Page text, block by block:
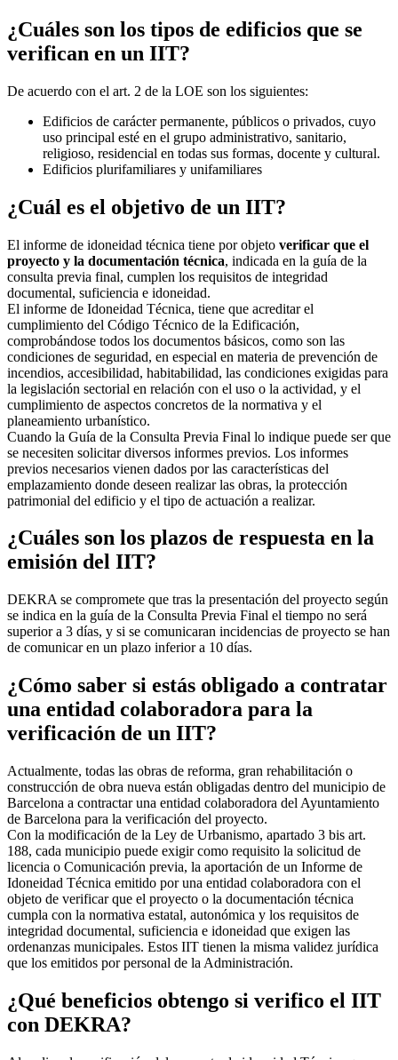
¿Cuáles son los tipos de edificios que se
verifican en un IIT?
De acuerdo con el art. 2 de la LOE son los siguientes:
Edificios de carácter permanente, públicos o privados, cuyo
uso principal esté en el grupo administrativo, sanitario,
religioso, residencial en todas sus formas, docente y cultural.
Edificios plurifamiliares y unifamiliares
¿Cuál es el objetivo de un IIT?
El informe de idoneidad técnica tiene por objeto verificar que el
proyecto y la documentación técnica, indicada en la guía de la
consulta previa final, cumplen los requisitos de integridad
documental, suficiencia e idoneidad.
El informe de Idoneidad Técnica, tiene que acreditar el
cumplimiento del Código Técnico de la Edificación,
comprobándose todos los documentos básicos, como son las
condiciones de seguridad, en especial en materia de prevención de
incendios, accesibilidad, habitabilidad, las condiciones exigidas para
la legislación sectorial en relación con el uso o la actividad, y el
cumplimiento de aspectos concretos de la normativa y el
planeamiento urbanístico.
Cuando la Guía de la Consulta Previa Final lo indique puede ser que
se necesiten solicitar diversos informes previos. Los informes
previos necesarios vienen dados por las características del
emplazamiento donde deseen realizar las obras, la protección
patrimonial del edificio y el tipo de actuación a realizar.
¿Cuáles son los plazos de respuesta en la
emisión del IIT?
DEKRA se compromete que tras la presentación del proyecto según
se indica en la guía de la Consulta Previa Final el tiempo no será
superior a 3 días, y si se comunicaran incidencias de proyecto se han
de comunicar en un plazo inferior a 10 días.
¿Cómo saber si estás obligado a contratar
una entidad colaboradora para la
verificación de un IIT?
Actualmente, todas las obras de reforma, gran rehabilitación o
construcción de obra nueva están obligadas dentro del municipio de
Barcelona a contractar una entidad colaboradora del Ayuntamiento
de Barcelona para la verificación del proyecto.
Con la modificación de la Ley de Urbanismo, apartado 3 bis art.
188, cada municipio puede exigir como requisito la solicitud de
licencia o Comunicación previa, la aportación de un Informe de
Idoneidad Técnica emitido por una entidad colaboradora con el
objeto de verificar que el proyecto o la documentación técnica
cumpla con la normativa estatal, autonómica y los requisitos de
integridad documental, suficiencia e idoneidad que exigen las
ordenanzas municipales. Estos IIT tienen la misma validez jurídica
que los emitidos por personal de la Administración.
¿Qué beneficios obtengo si verifico el IIT
con DEKRA?